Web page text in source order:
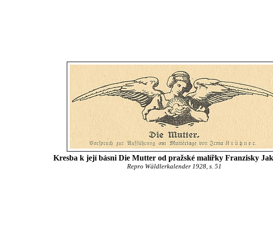
Kresba k její básni Die Mutter od pražské malířky Franzisky
Repro Wäldlerkalender 1928, s. 51